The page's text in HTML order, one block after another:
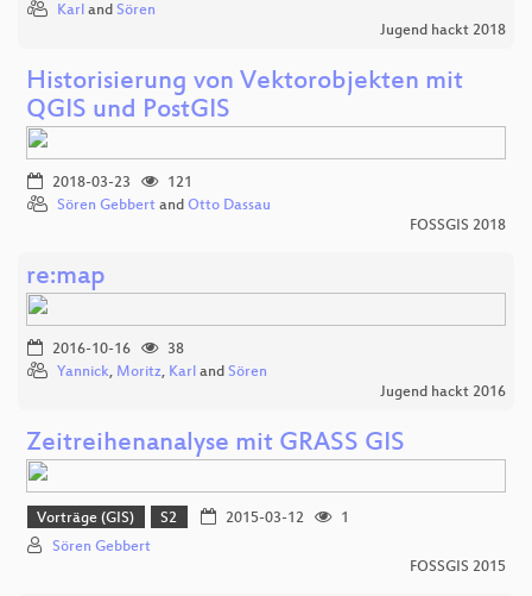
Karl and Sören
Jugend hackt 2018
Historisierung von Vektorobjekten mit
QGIS und PostGIS
2018-03-23
121
Sören Gebbert and Otto Dassau
FOSSGIS 2018
re:map
2016-10-16
38
Yannick, Moritz, Karl and Sören
Jugend hackt 2016
Zeitreihenanalyse mit GRASS GIS
Vorträge (GIS) S2 2015-03-12
1
Sören Gebbert
FOSSGIS 2015